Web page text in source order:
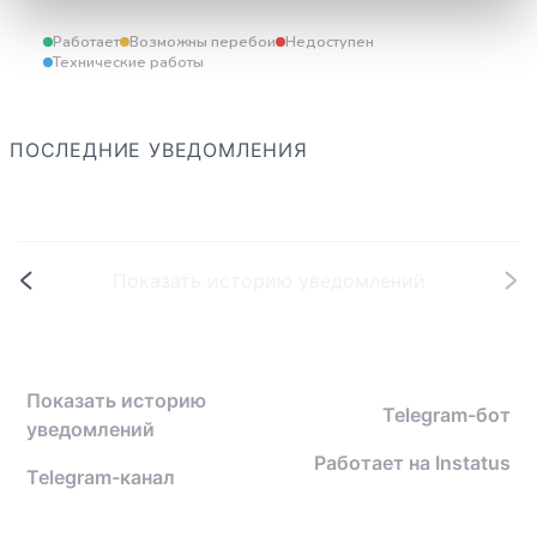
Работает Возможны перебои Недоступен
Технические работы
ПОСЛЕДНИЕ УВЕДОМЛЕНИЯ
Показать историю
уведомлений
Telegram-канал
Telegram-бот
Работает на Instatus